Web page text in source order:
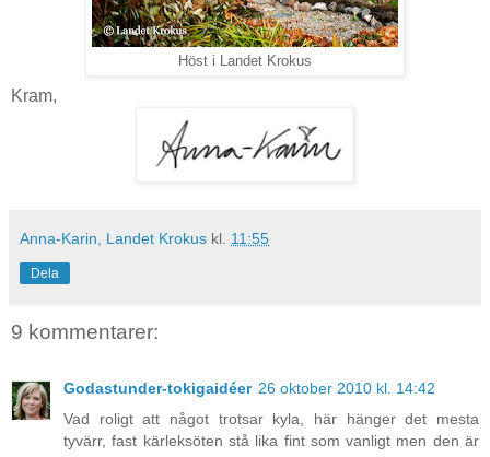
Höst i Landet Krokus
Kram,
Anna-Karin, Landet Krokus kl. 11:55
Dela
9 kommentarer:
Godastunder-tokigaidéer 26 oktober 2010 kl. 14:42
Vad roligt att något trotsar kyla, här hänger det mesta
tyvärr, fast kärleksöten stå lika fint som vanligt men den är